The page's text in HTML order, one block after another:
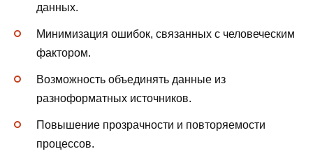
данных.
Минимизация ошибок, связанных с человеческим
фактором.
Возможность объединять данные из
разноформатных источников.
Повышение прозрачности и повторяемости
процессов.